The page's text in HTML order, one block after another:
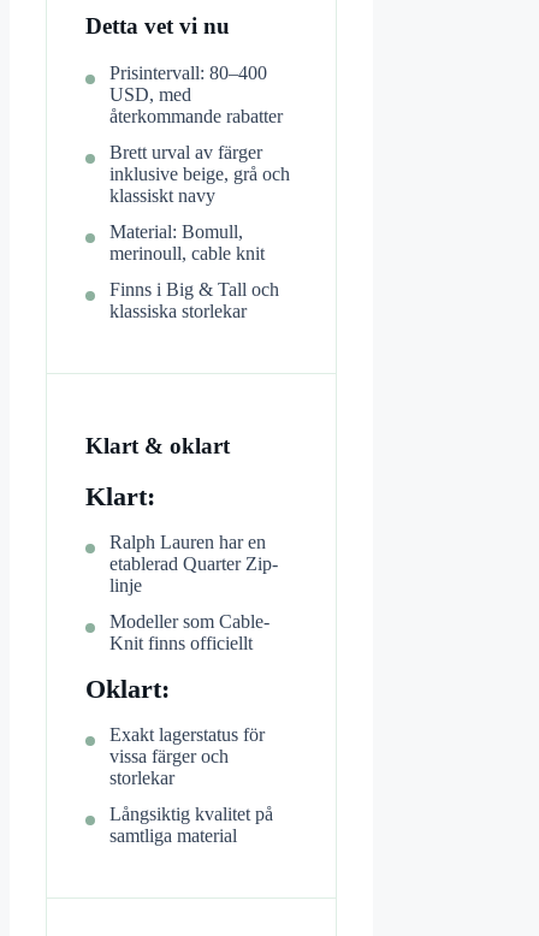
Detta vet vi nu
Prisintervall: 80–400
USD, med
återkommande rabatter
Brett urval av färger
inklusive beige, grå och
klassiskt navy
Material: Bomull,
merinoull, cable knit
Finns i Big & Tall och
klassiska storlekar
Klart & oklart
Klart:
Ralph Lauren har en
etablerad Quarter Zip-
linje
Modeller som Cable-
Knit finns officiellt
Oklart:
Exakt lagerstatus för
vissa färger och
storlekar
Långsiktig kvalitet på
samtliga material